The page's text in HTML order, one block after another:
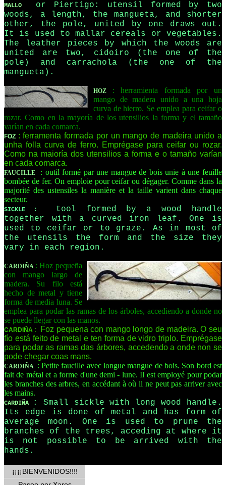
MALLO
or Piertigo: utensil formed by two
woods, a length, the mangueta, and shorter
other, the pole, united by one draws out.
It is used to mallar cereals or vegetables.
The leather pieces by which the woods are
united are two, cidoiro (the one of the
pole) and carrachola (the one of the
mangueta).
HOZ : herramienta formada por un
mango de madera unido a una hoja
curva de hierro. Se emplea para ceifar o
rozar. Como en la mayoría de los utensilios la forma y el tamaño
varían en cada comarca.
FOZ : ferramenta formada por un mango de madeira unido a
unha folla curva de ferro. Emprégase para ceifar ou rozar.
Como na maioría dos utensilios a forma e o tamaño varían
en cada comarca.
FAUCILLE
: outil formé par une mangue de bois unie à une feuille
bombée de fer. On emploie pour ceifar ou dégager. Comme dans la
majorité des ustensiles la manière et la taille varient dans chaque
secteur.
SICKLE :
tool formed by a wood handle
together with a curved iron leaf. One is
used to ceifar or to graze. As in most of
the utensils the form and the size they
vary in each region.
CARDIÑA : Hoz pequeña
con mango largo de
madera. Su filo está
hecho de metal y tiene
forma de media luna. Se
emplea para podar las ramas de los árboles, accediendo a donde no
se puede llegar con las manos.
CARDIÑA :
Foz pequena con mango longo de madeira. O seu
fío está feito de metal e ten forma de vidro triplo. Emprégase
para podar as ramas das árbores, accedendo a onde non se
pode chegar coas mans.
CARDIÑA : Petite faucille avec longue mangue de bois. Son bord est
fait de métal et a forme d'une demi - lune. Il est employé pour podar
les branches des arbres, en accédant à où il ne peut pas arriver avec
les mains.
CARDIÑA
: Small sickle with long wood handle.
Its edge is done of metal and has form of
average moon. One is used to prune the
branches of the trees, acceding at where it
is not possible to be arrived with the
hands.
¡¡¡¡BIENVENIDOS!!!!